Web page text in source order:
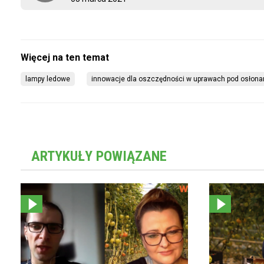
lampy ledowe innowacje dla oszczędności w uprawach pod
ARTYKUŁY POWIĄZANE